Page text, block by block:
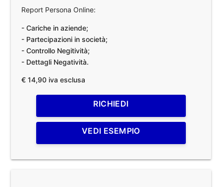
Report Persona Online:
- Cariche in aziende;
- Partecipazioni in società;
- Controllo Negitività;
- Dettagli Negatività.
€ 14,90 iva esclusa
RICHIEDI
VEDI ESEMPIO